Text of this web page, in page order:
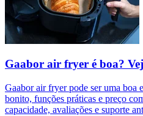
Gaabor air fryer é boa?
Gaabor air fryer pode ser uma boa
bonito, funções práticas e preço
capacidade, avaliações e suporte